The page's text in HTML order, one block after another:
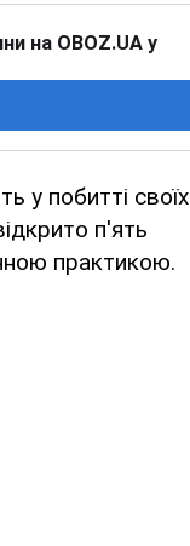
на OBOZ.UA у
у побитті своїх
п'ять
практикою.